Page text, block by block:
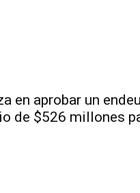
en aprobar un
de $526 millones